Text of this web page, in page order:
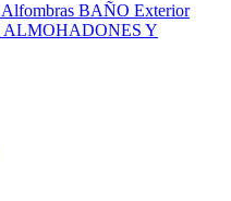
Alfombras BAÑO Exterior
ALMOHADONES Y